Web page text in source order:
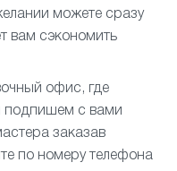
можете сразу
вам сэкономить
офис, где
подпишем с вами
заказав
по номеру телефона